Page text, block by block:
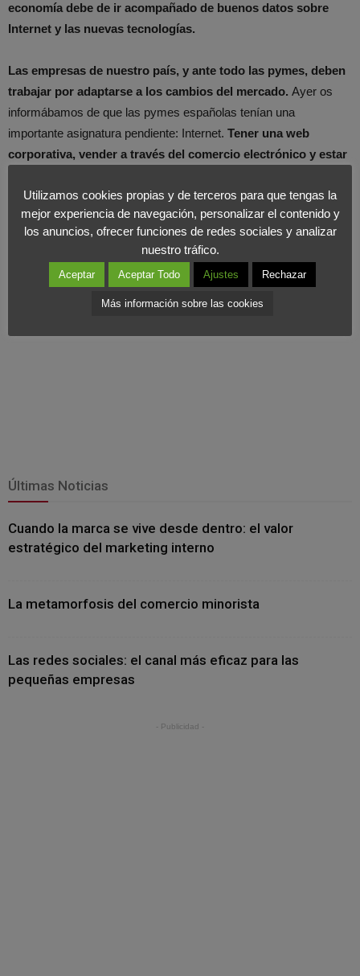
economía debe de ir acompañado de buenos datos sobre
Internet y las nuevas tecnologías.
Las empresas de nuestro país, y ante todo las pymes, deben
trabajar por adaptarse a los cambios del mercado. Ayer os
informábamos de que las pymes españolas tenían una
importante asignatura pendiente: Internet. Tener una web
corporativa, vender a través del comercio electrónico y estar
prioridadpara todas las empresas que quieran garantizar su
supervivencia en el mercado.
Últimas Noticias
Cuando la marca se vive desde dentro: el valor
estratégico del marketing interno
La metamorfosis del comercio minorista
Las redes sociales: el canal más eficaz para las
pequeñas empresas
- Publicidad -
Utilizamos cookies propias y de terceros para que tengas la
mejor experiencia de navegación, personalizar el contenido y
los anuncios, ofrecer funciones de redes sociales y analizar
nuestro tráfico.
Aceptar Aceptar Todo Ajustes Rechazar
Más información sobre las cookies